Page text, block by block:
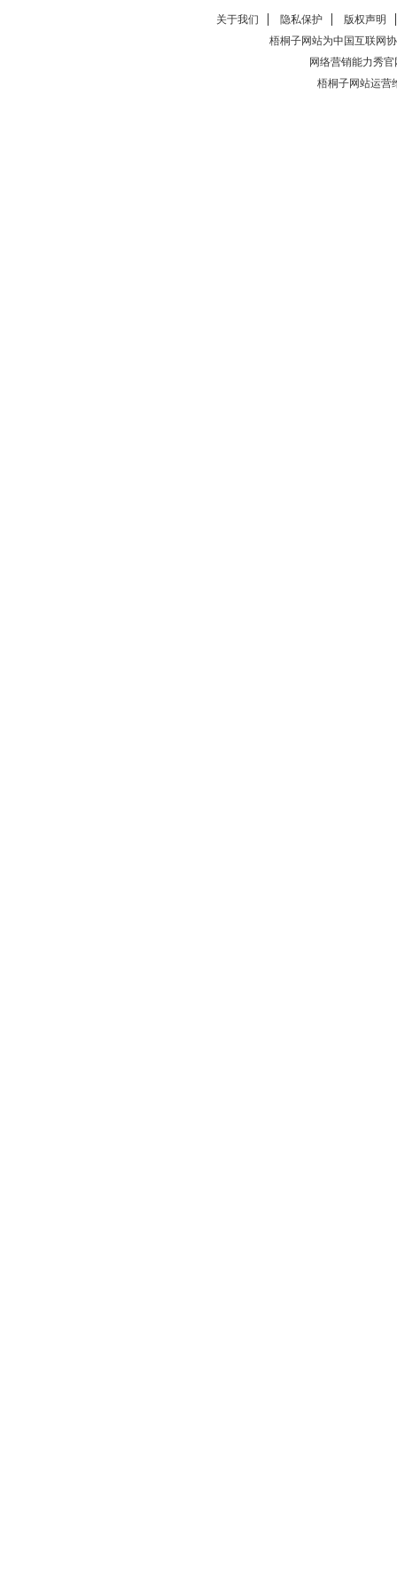
关于我们 隐私保护
版权声明
梧桐子网站为中国互联网
网络营销能力秀官
梧桐子网站运营